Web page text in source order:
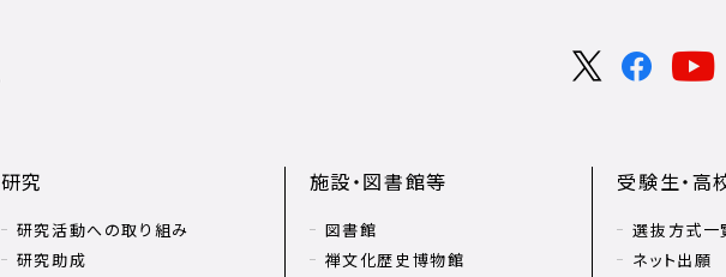
研究
研究活動への取り組み
研究助成
施設・図書館等
図書館
禅文化歴史博物館
受験生・高
選抜方式一
ネット出願